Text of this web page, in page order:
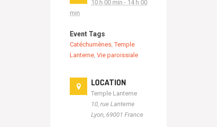
10 h 00 min - 14 h 00
min
Event Tags
Catéchumènes ,Temple
Lanterne Vie paroissiale
LOCATION
Temple Lanterne
10, rue Lanterne
Lyon 69001 France